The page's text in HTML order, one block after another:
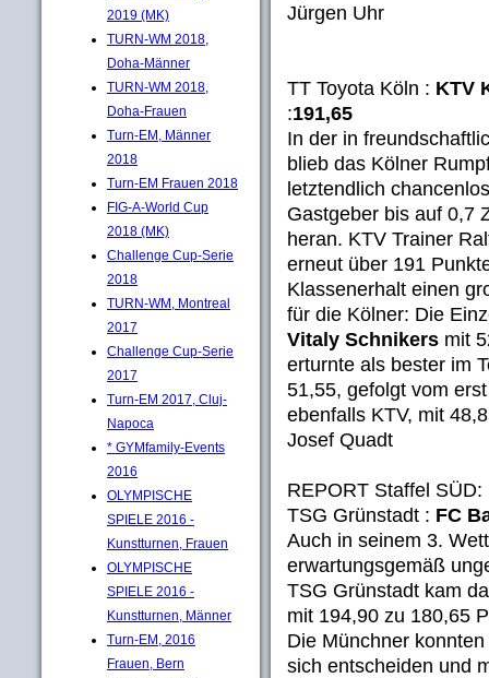
2019 (MK)
TURN-WM 2018,
Doha-Männer
TURN-WM 2018,
Doha-Frauen
Turn-EM, Männer
2018
Turn-EM Frauen 2018
FIG-A-World Cup
2018 (MK)
Challenge Cup-Serie
2018
TURN-WM, Montreal
2017
Challenge Cup-Serie
2017
Turn-EM 2017, Cluj-
Napoca
* GYMfamily-Events
2016
OLYMPISCHE
SPIELE 2016 -
Kunstturnen, Frauen
OLYMPISCHE
SPIELE 2016 -
Kunstturnen, Männer
Turn-EM, 2016
Frauen, Bern
Jürgen Uhr
TT Toyota Köln : KTV
:191,65
In der in
blieb das Kölner
letztendlich
Gastgeber bis auf 0,7
heran. KTV Trainer
erneut über 191
Klassenerhalt einen
für die Kölner: Die
Vitaly Schnikers mit
erturnte als bester im
51,55, gefolgt vom
ebenfalls KTV, mit
Josef Quadt
REPORT Staffel SÜD:
TSG Grünstadt : FC
Auch in seinem 3.
erwartungsgemäß
TSG Grünstadt kam
mit 194,90 zu 180,65
Die Münchner
sich entscheiden und